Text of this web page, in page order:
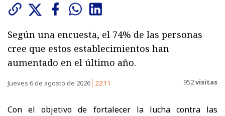
Según una encuesta, el 74% de las personas
cree que estos establecimientos han
aumentado en el último año.
Jueves 6 de agosto de 2026 22:11 952visitas
Con el objetivo de fortalecer la lucha contra las